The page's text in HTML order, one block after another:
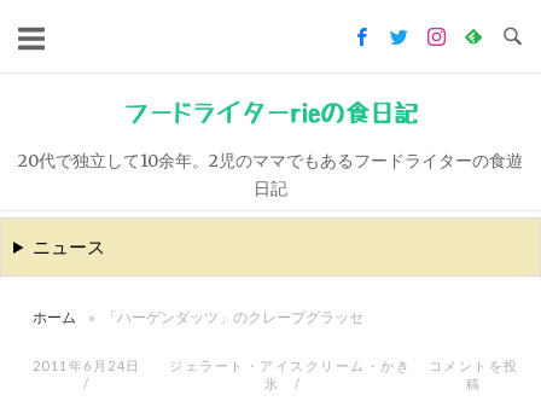
キ
ッ
フードライターrieの食日記
20代で独立して10余年。2児のママでもあるフードライターの食遊
日記
ニュース
ホーム » 「ハーゲンダッツ」のクレープグラッセ
2011年6月24日
ジェラート・アイスクリーム・かき
氷
コメントを投
稿